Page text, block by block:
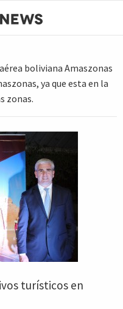
boliviana Amaszonas
ya que esta en la
zonas.
turísticos en